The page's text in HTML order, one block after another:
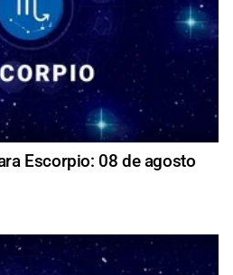
Escorpio: 08 de agosto